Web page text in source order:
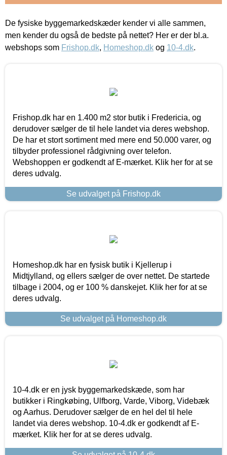
De fysiske byggemarkedskæder kender vi alle sammen,
men kender du også de bedste på nettet? Her er der bl.a.
webshops som Frishop.dk, Homeshop.dk og 10-4.dk.
Frishop.dk har en 1.400 m2 stor butik i Fredericia, og
derudover sælger de til hele landet via deres webshop.
De har et stort sortiment med mere end 50.000 varer, og
tilbyder professionel rådgivning over telefon.
Webshoppen er godkendt af E-mærket. Klik her for at se
deres udvalg.
Se udvalget på Frishop.dk
Homeshop.dk har en fysisk butik i Kjellerup i
Midtjylland, og ellers sælger de over nettet. De startede
tilbage i 2004, og er 100 % danskejet. Klik her for at se
deres udvalg.
Se udvalget på Homeshop.dk
10-4.dk er en jysk byggemarkedskæde, som har
butikker i Ringkøbing, Ulfborg, Varde, Viborg, Videbæk
og Aarhus. Derudover sælger de en hel del til hele
landet via deres webshop. 10-4.dk er godkendt af E-
mærket. Klik her for at se deres udvalg.